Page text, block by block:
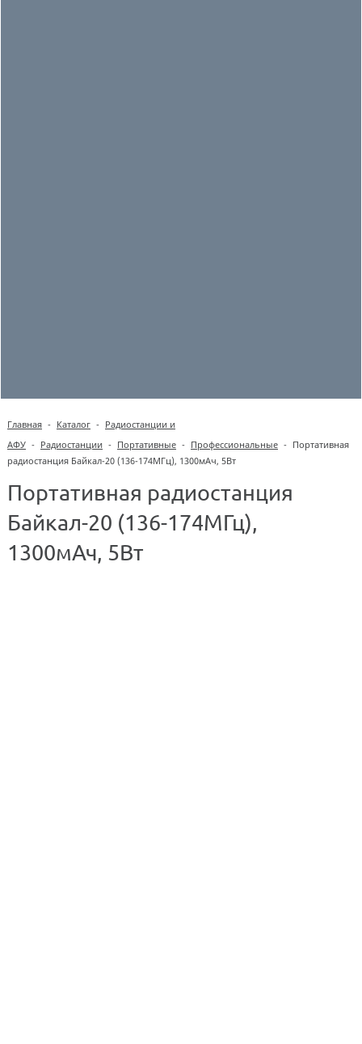
Главная - Каталог - Радиостанции и
АФУ - Радиостанции - Портативные - Профессиональные - Портативная
радиостанция Байкал-20 (136-174МГц), 1300мАч, 5Вт
Портативная радиостанция
Байкал-20 (136-174МГц),
1300мАч, 5Вт